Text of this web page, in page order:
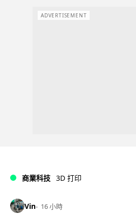
ADVERTISEMENT
商業科技 3D 打印
Vin 16 小時